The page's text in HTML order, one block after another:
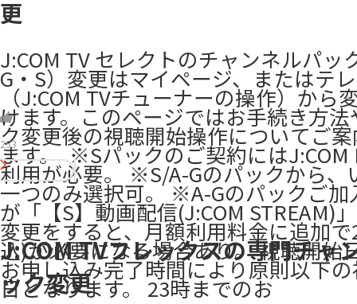
更
J:COM TV セレクトのチャンネルパッ
G・S）変更はマイページ、またはテ
（J:COM TVチューナーの操作）から
けます。このページではお手続き方法
ク変更後の視聴開始操作についてご
ます。 ​ ※Sパックのご契約にはJ:COM
利用が必要。 ※S/A-Gのパックから、
一つのみ選択可。 ※A-Gのパックご加
が「【S】動画配信(J:COM STREAM)
変更をすると、月額利用料金に追加
込)が必要になる場合あり。 視聴開始
お申し込み完了時間により原則以下
日となります。 23時までのお
253
J:COM TVフレックスの専門チャ
ック変更